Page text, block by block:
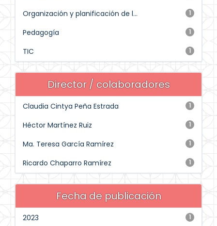
1
Organización y planificación de l...
1
Pedagogía
1
TIC
Director / colaboradores
1
Claudia Cintya Peña Estrada
1
Héctor Martínez Ruiz
1
Ma. Teresa García Ramírez
1
Ricardo Chaparro Ramírez
Fecha de publicación
1
2023